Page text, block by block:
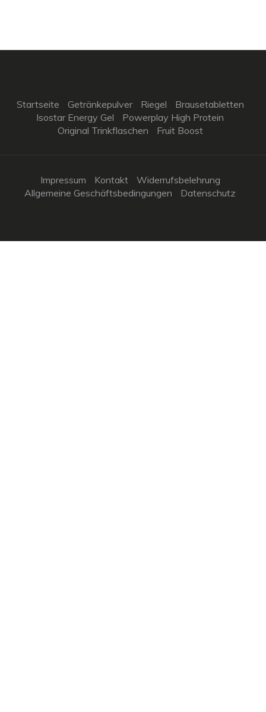
Startseite Getränkepulver Riegel
Brausetabletten
Isostar Energy Gel
Powerplay High Protein
Original Trinkflaschen
Fruit Boost
Impressum Kontakt
Widerrufsbelehrung
Allgemeine Geschäftsbedingungen
Datenschutz